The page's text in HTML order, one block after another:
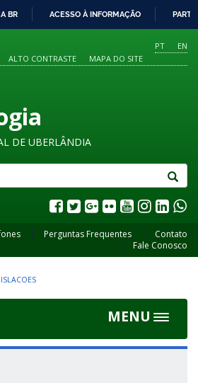
O
CONTEÚDO
BR ACESSO À INFORMAÇÃO
PT
EN
ALTO CONTRASTE MAPA DO SITE
DE UBERLÂNDIA
Perguntas Frequentes
Contato
Fale Conosco
MENU
Toggle